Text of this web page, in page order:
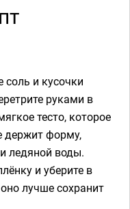
соль и кусочки
руками в
тесто, которое
держит форму,
ледяной воды.
и уберите в
лучше сохранит